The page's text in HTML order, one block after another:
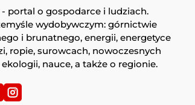
portal o gospodarce i ludziach.
wydobywczym: górnictwie
i brunatnego, energii, energetyce
ropie, surowcach, nowoczesnych
nauce, a także o regionie.